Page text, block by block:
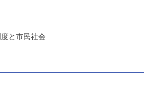
と市民社会